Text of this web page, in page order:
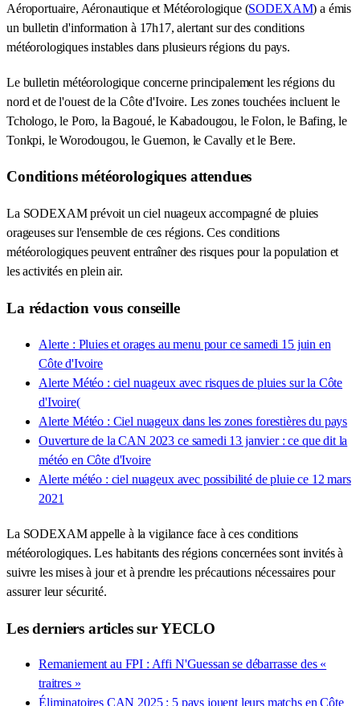
Aéroportuaire, Aéronautique et Météorologique (SODEXAM) a émis
un bulletin d'information à 17h17, alertant sur des conditions
météorologiques instables dans plusieurs régions du pays.
Le bulletin météorologique concerne principalement les régions du
nord et de l'ouest de la Côte d'Ivoire. Les zones touchées incluent le
Tchologo, le Poro, la Bagoué, le Kabadougou, le Folon, le Bafing, le
Tonkpi, le Worodougou, le Guemon, le Cavally et le Bere.
Conditions météorologiques attendues
La SODEXAM prévoit un ciel nuageux accompagné de pluies
orageuses sur l'ensemble de ces régions. Ces conditions
météorologiques peuvent entraîner des risques pour la population et
les activités en plein air.
La rédaction vous conseille
Alerte : Pluies et orages au menu pour ce samedi 15 juin en
Côte d'Ivoire
Alerte Météo : ciel nuageux avec risques de pluies sur la Côte
d'Ivoire(
Alerte Météo : Ciel nuageux dans les zones forestières du pays
Ouverture de la CAN 2023 ce samedi 13 janvier : ce que dit la
météo en Côte d'Ivoire
Alerte météo : ciel nuageux avec possibilité de pluie ce 12 mars
2021
La SODEXAM appelle à la vigilance face à ces conditions
météorologiques. Les habitants des régions concernées sont invités à
suivre les mises à jour et à prendre les précautions nécessaires pour
assurer leur sécurité.
Les derniers articles sur YECLO
Remaniement au FPI : Affi N'Guessan se débarrasse des «
traitres »
Éliminatoires CAN 2025 : 5 pays jouent leurs matchs en Côte